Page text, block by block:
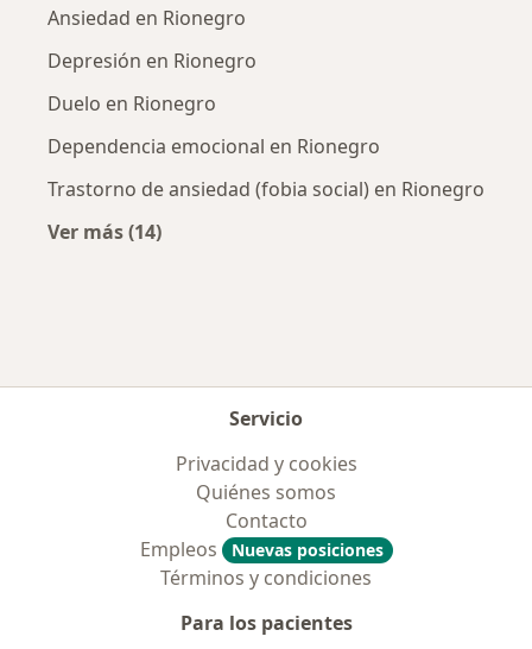
Ansiedad en Rionegro
Depresión en Rionegro
Duelo en Rionegro
Dependencia emocional en Rionegro
Trastorno de ansiedad (fobia social) en Rionegro
Ver más (14)
Servicio
Privacidad y cookies
Quiénes somos
Contacto
Empleos
Nuevas posiciones
Términos y condiciones
Para los pacientes